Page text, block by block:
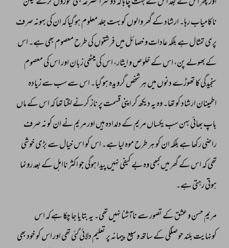
ناکامیاب رہا۔ ارشاد کے گھر والوں کو بہت جلد معلوم ہو گیا کہ ان کی بہونہ صرف
پری تمثال ہے بلکہ عادات و خصائل میں فرشتوں کی طرح معصوم بھی ہے۔ اس
کےبھولے پن، اس کے خلوص و ایثار، اس کی میٹھی زبان اور اس کی معصوم
سنجیدگی کا تھوڑے دنوں میں ہرشخص گرویدہ ہو گیا۔ اس سے سب سے زیادہ
اطمینان ارشاد کو تھا۔ وہ یہ دیکھ کر اپنی قسمت پر ناز کرنے لگتا تھا کہ اس کے ماں
باپ بھائی بہن سب یکساں مریم کے دلدادہ ہیں اور مریم نے ان کو نہ صرف
راضی رکھا ہے بلکہ ان کو ہر طرح موہ لیا ہے۔ اس کو اس خیال سے بڑی خوشی
تھی کہ اس کے گھر میں کبھی وہ بے کیفی نہیں پیدا ہوگی جو اکثر نااہل کے بعد رونما
ہوتی رہتی ہے۔
مریم حسن و عشق کے تصور سے ناآشنا نہیں تھی۔ یہ بتایا جا چکا ہے کہ اس
کونہایت بلند حوصلگی کے ساتھ وسیع پیمانہ پر تعلیم دلائی گئی تھی اور اس کو خود بھی